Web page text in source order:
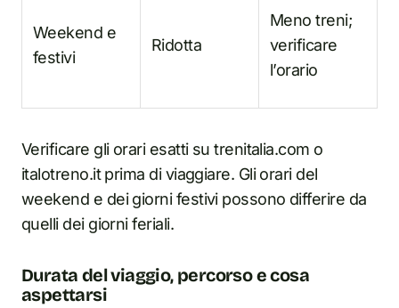
Weekend e
festivi
Ridotta
Meno treni;
verificare
l’orario
Verificare gli orari esatti su trenitalia.com o
italotreno.it prima di viaggiare. Gli orari del
weekend e dei giorni festivi possono differire da
quelli dei giorni feriali.
Durata del viaggio, percorso e cosa
aspettarsi